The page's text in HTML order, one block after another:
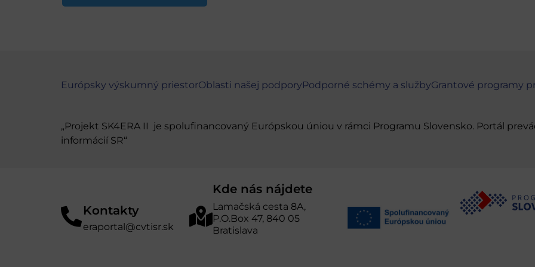
Európsky výskumný priestorOblasti našej podporyPodporné schémy a službyGrantové programy
„Projekt SK4ERA II je spolufinancovaný Európskou úniou v rámci Programu Slovensko. Portál
informácií SR“
Kontakty
eraportal@cvtisr.sk
Kde nás nájdete
Lamačská cesta 8A,
P.O.Box 47, 840 05
Bratislava